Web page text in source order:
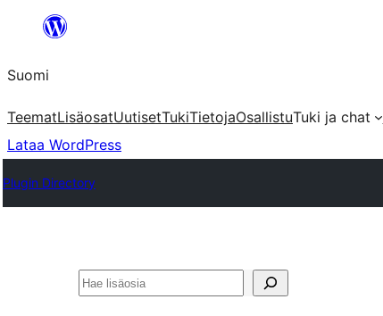
Suomi
TeematLisäosatUutisetTukiTietojaOsallistuTuki ja chat
Lataa WordPress
Plugin Directory
Etsi